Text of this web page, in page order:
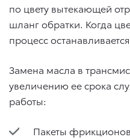
по цвету вытекающей
шланг обратки. Когда
процесс
Замена масла в
увеличению ее срока
работы:
Пакеты